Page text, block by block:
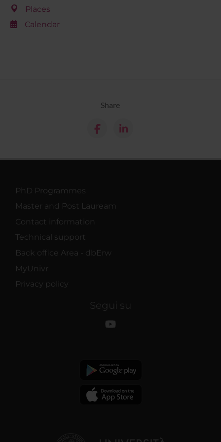
Places
Calendar
Share
PhD Programmes
Master and Post Lauream
Contact information
Technical support
Back office Area - dbErw
MyUnivr
Privacy policy
Segui su